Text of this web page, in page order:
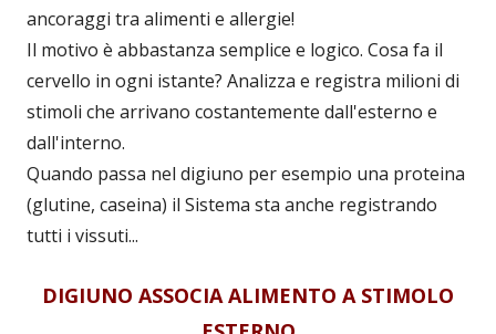
ancoraggi tra alimenti e allergie!
Il motivo è abbastanza semplice e logico. Cosa fa il
cervello in ogni istante? Analizza e registra milioni di
stimoli che arrivano costantemente dall'esterno e
dall'interno.
Quando passa nel digiuno per esempio una proteina
(glutine, caseina) il Sistema sta anche registrando
tutti i vissuti...
DIGIUNO ASSOCIA ALIMENTO A STIMOLO